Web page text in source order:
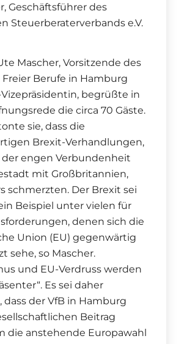
Geschäftsführer des
Steuerberaterverbands e.V.
Mascher, Vorsitzende des
Freier Berufe in Hamburg
begrüßte in
die circa 70 Gäste.
sie, dass die
Brexit-Verhandlungen,
engen Verbundenheit
mit Großbritannien,
schmerzten. Der Brexit sei
Beispiel unter vielen für
denen sich die
Union (EU) gegenwärtig
sehe, so Mascher.
und EU-Verdruss werden
Es sei daher
dass der VfB in Hamburg
Beitrag
die anstehende Europawahl